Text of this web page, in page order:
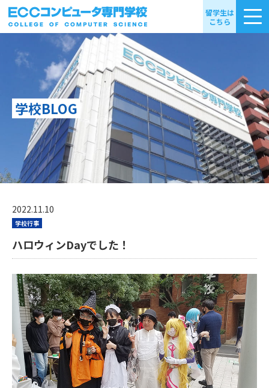
留学生は
こちら
学校BLOG
2022.11.10
学校行事
ハロウィンDayでした！